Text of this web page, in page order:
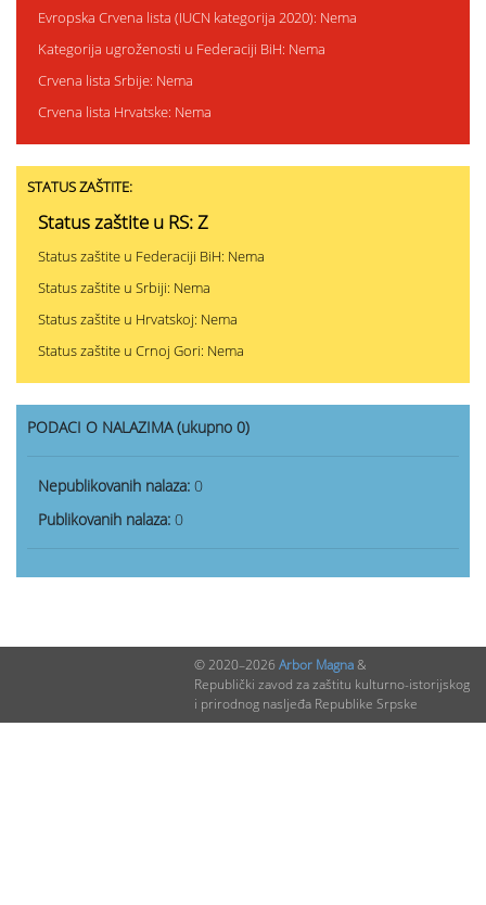
Evropska Crvena lista (IUCN kategorija 2020): Nema
Kategorija ugroženosti u Federaciji BiH: Nema
Crvena lista Srbije: Nema
Crvena lista Hrvatske: Nema
STATUS ZAŠTITE:
Status zaštite u RS: Z
Status zaštite u Federaciji BiH: Nema
Status zaštite u Srbiji: Nema
Status zaštite u Hrvatskoj: Nema
Status zaštite u Crnoj Gori: Nema
PODACI O NALAZIMA (ukupno 0)
Nepublikovanih nalaza: 0
Publikovanih nalaza: 0
© 2020–2026 Arbor Magna&
Republički zavod za zaštitu kulturno-istorijskog
i prirodnog nasljeđa Republike Srpske